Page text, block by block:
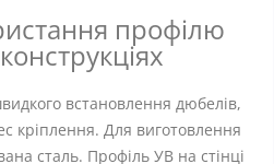
профілю
встановлення дюбелів,
кріплення. Для виготовлення
сталь. Профіль УВ на стінці